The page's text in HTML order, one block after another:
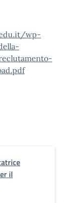
wp-
il